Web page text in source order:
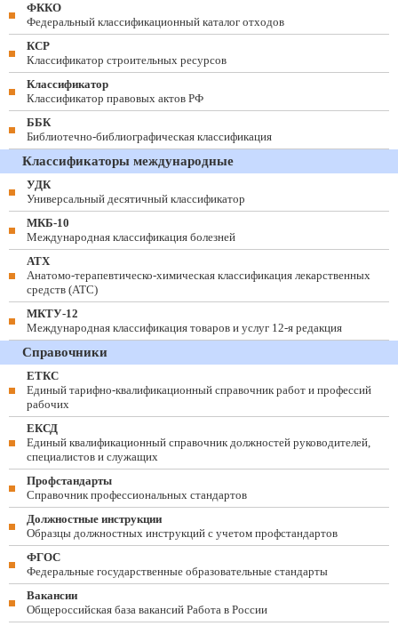
ФККО
Федеральный классификационный каталог отходов
КСР
Классификатор строительных ресурсов
Классификатор
Классификатор правовых актов РФ
ББК
Библиотечно-библиографическая классификация
Классификаторы международные
УДК
Универсальный десятичный классификатор
МКБ-10
Международная классификация болезней
АТХ
Анатомо-терапевтическо-химическая классификация лекарственных
средств (ATC)
МКТУ-12
Международная классификация товаров и услуг 12-я редакция
Справочники
ЕТКС
Единый тарифно-квалификационный справочник работ и профессий
рабочих
ЕКСД
Единый квалификационный справочник должностей руководителей,
специалистов и служащих
Профстандарты
Справочник профессиональных стандартов
Должностные инструкции
Образцы должностных инструкций с учетом профстандартов
ФГОС
Федеральные государственные образовательные стандарты
Вакансии
Общероссийская база вакансий Работа в России